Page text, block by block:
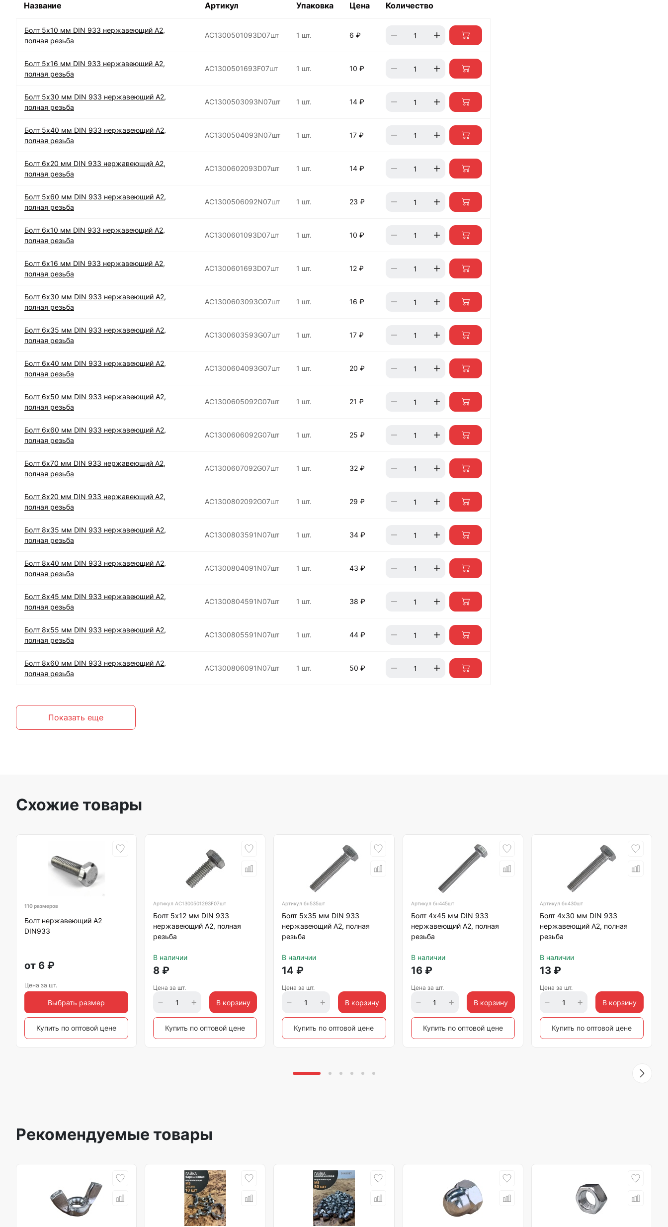
Название Артикул Упаковка Цена Количество
Болт 5х10 мм DIN 933 нержавеющий А2,
полная резьба
АС1300501093D07шт 1 шт. 6 ₽
Болт 5х16 мм DIN 933 нержавеющий А2,
полная резьба
АС1300501693F07шт 1 шт. 10 ₽
Болт 5х30 мм DIN 933 нержавеющий А2,
полная резьба
АС1300503093N07шт 1 шт. 14 ₽
Болт 5х40 мм DIN 933 нержавеющий А2,
полная резьба
АС1300504093N07шт 1 шт. 17 ₽
Болт 6х20 мм DIN 933 нержавеющий А2,
полная резьба
АС1300602093D07шт 1 шт. 14 ₽
Болт 5х60 мм DIN 933 нержавеющий А2,
полная резьба
АС1300506092N07шт 1 шт. 23 ₽
Болт 6х10 мм DIN 933 нержавеющий А2,
полная резьба
АС1300601093D07шт 1 шт. 10 ₽
Болт 6х16 мм DIN 933 нержавеющий А2,
полная резьба
АС1300601693D07шт 1 шт. 12 ₽
Болт 6х30 мм DIN 933 нержавеющий А2,
полная резьба
АС1300603093G07шт 1 шт. 16 ₽
Болт 6х35 мм DIN 933 нержавеющий А2,
полная резьба
АС1300603593G07шт 1 шт. 17 ₽
Болт 6х40 мм DIN 933 нержавеющий А2,
полная резьба
АС1300604093G07шт 1 шт. 20 ₽
Болт 6х50 мм DIN 933 нержавеющий А2,
полная резьба
АС1300605092G07шт 1 шт. 21 ₽
Болт 6х60 мм DIN 933 нержавеющий А2,
полная резьба
АС1300606092G07шт 1 шт. 25 ₽
Болт 6х70 мм DIN 933 нержавеющий А2,
полная резьба
АС1300607092G07шт 1 шт. 32 ₽
Болт 8х20 мм DIN 933 нержавеющий А2,
полная резьба
АС1300802092G07шт 1 шт. 29 ₽
Болт 8х35 мм DIN 933 нержавеющий А2,
полная резьба
АС1300803591N07шт 1 шт. 34 ₽
Болт 8х40 мм DIN 933 нержавеющий А2,
полная резьба
АС1300804091N07шт 1 шт. 43 ₽
Болт 8х45 мм DIN 933 нержавеющий А2,
полная резьба
АС1300804591N07шт 1 шт. 38 ₽
Болт 8х55 мм DIN 933 нержавеющий А2,
полная резьба
АС1300805591N07шт 1 шт. 44 ₽
Болт 8х60 мм DIN 933 нержавеющий А2,
полная резьба
АС1300806091N07шт 1 шт. 50 ₽
Показать еще
Схожие товары
110 размеров
Болт нержавеющий А2
DIN933
от 6 ₽
Цена за шт.
Выбрать размер
Купить по оптовой цене
Артикул АС1300501293F07шт
Болт 5х12 мм DIN 933
нержавеющий А2, полная
резьба
В наличии
8 ₽
Цена за шт.
В корзину
Купить по оптовой цене
Артикулбн535шт
Болт 5х35 мм DIN 933
нержавеющий А2, полная
резьба
В наличии
14 ₽
Цена за шт.
В корзину
Купить по оптовой цене
Артикул бн445шт
Болт 4х45 мм DIN 933
нержавеющий А2, полная
резьба
В наличии
16₽
Цена за шт.
В корзину
Купить по оптовой цене
Артикул бн430шт
Болт 4х30 мм DIN 933
нержавеющий А2, полная
резьба
В наличии
13 ₽
Цена за шт.
В корзину
Купить по оптовой цене
Рекомендуемые товары